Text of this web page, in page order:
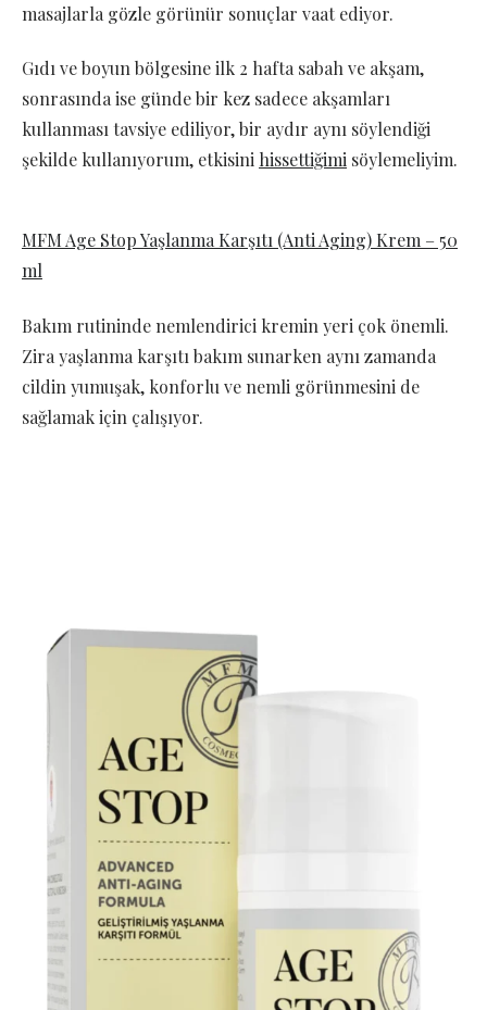
masajlarla gözle görünür sonuçlar vaat ediyor.
Gıdı ve boyun bölgesine ilk 2 hafta sabah ve akşam,
sonrasında ise günde bir kez sadece akşamları
kullanması tavsiye ediliyor, bir aydır aynı söylendiği
şekilde kullanıyorum, etkisini hissettiğimi söylemeliyim.
MFM Age Stop Yaşlanma Karşıtı (Anti Aging) Krem – 50
ml
Bakım rutininde nemlendirici kremin yeri çok önemli.
Zira yaşlanma karşıtı bakım sunarken aynı zamanda
cildin yumuşak, konforlu ve nemli görünmesini de
sağlamak için çalışıyor.